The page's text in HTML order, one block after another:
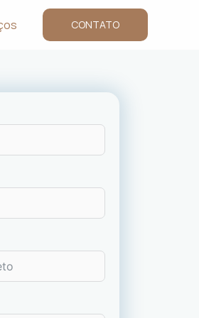
CONTATO